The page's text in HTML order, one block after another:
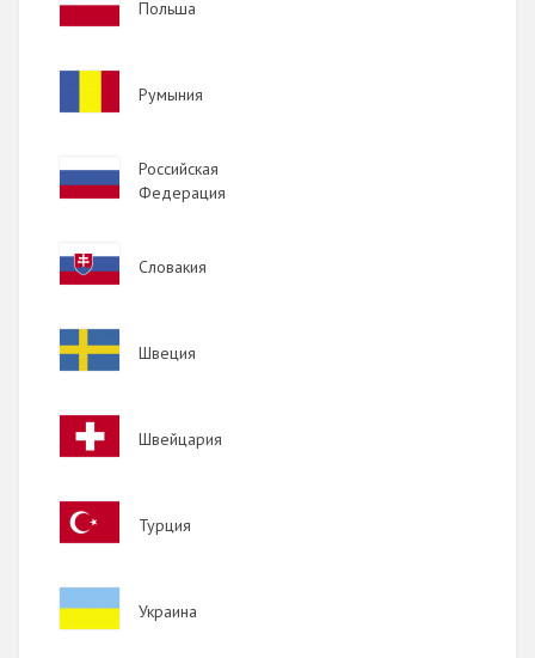
Польша
Румыния
Image
Российская
Федерация
Image
Словакия
Image
Швеция
Image
Швейцария
Image
Турция
Украина